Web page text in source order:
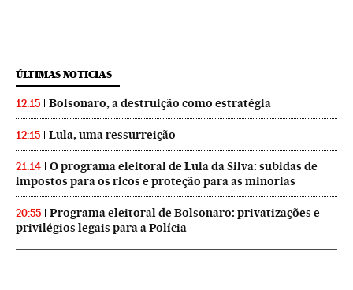
ÚLTIMAS NOTICIAS
12:15 Bolsonaro, a destruição como estratégia
12:15 Lula, uma ressurreição
21:14
O programa eleitoral de Lula da Silva: subidas de
impostos para os ricos e proteção para as minorias
20:55
Programa eleitoral de Bolsonaro: privatizações e
privilégios legais para a Polícia